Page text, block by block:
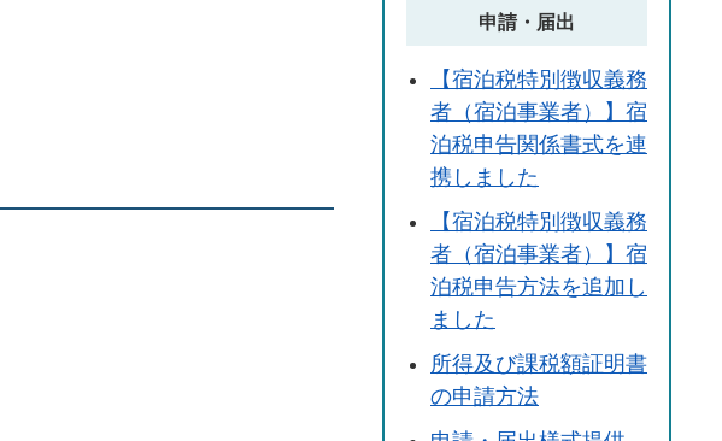
申請・届出
【宿泊税特別徴収義務
者（宿泊事業者）】宿
泊税申告関係書式を連
携しました
【宿泊税特別徴収義務
者（宿泊事業者）】宿
泊税申告方法を追加し
ました
所得及び課税額証明書
の申請方法